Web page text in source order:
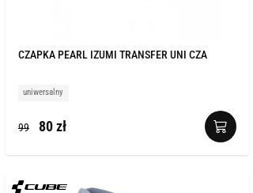
CZAPKA PEARL IZUMI TRANSFER UNI CZA
uniwersalny
99 80 zł